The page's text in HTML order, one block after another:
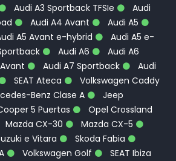
Audi A3 Sportback TFSIe
Audi
Audi A4 Avant
Audi A5
A5 Avant e-hybrid
Audi A5 e-
Audi A6
Audi A6
Audi A7 Sportback
Audi
SEAT Ateca
Volkswagen Caddy
Benz Clase A
Jeep
5 Puertas
Opel Crossland
Mazda CX-30
Mazda CX-5
e Vitara
Skoda Fabia
Volkswagen Golf
SEAT Ibiza